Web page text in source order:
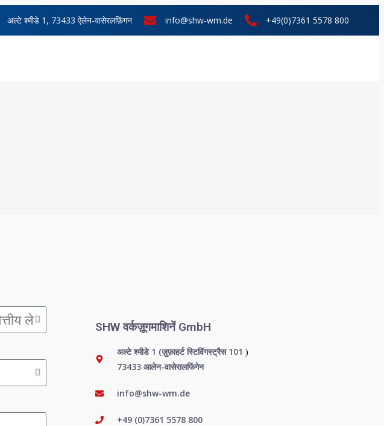
अल्टे श्मीडे 1, 73433 ऐलेन-वासेरलफ़िंगन info@shw-wm.de +49(0)7361 5578 800
SHW वर्कज़ूगमाशिनें GmbH
अल्टे श्मीडे 1 (ज़ुफ़ाहर्ट स्टिविंगस्ट्रैस 101 )
73433 आलेन-वासेरालफिंगेन
info@shw-wm.de
+49 (0)7361 5578 800